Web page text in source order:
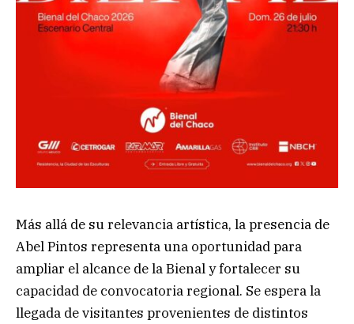
Más allá de su relevancia artística, la presencia de
Abel Pintos representa una oportunidad para
ampliar el alcance de la Bienal y fortalecer su
capacidad de convocatoria regional. Se espera la
llegada de visitantes provenientes de distintos